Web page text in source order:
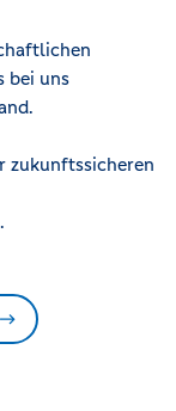
bei uns
zukunftssicheren